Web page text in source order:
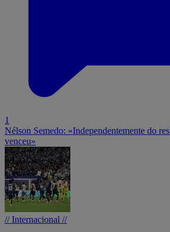
1
Nélson Semedo: «Independentemente do
venceu»
// Internacional //